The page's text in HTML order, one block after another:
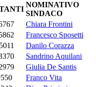
NOMINATIVO
SINDACO
Chiara Frontini
Francesco Sposetti
Danilo Corazza
Sandrino Aquilani
Giulia De Santis
Franco Vita